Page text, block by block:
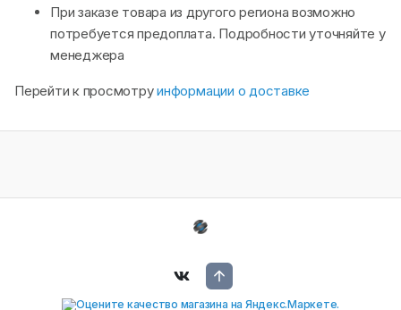
При заказе товара из другого региона возможно
потребуется предоплата. Подробности уточняйте у
менеджера
Перейти к просмотруинформации о доставке